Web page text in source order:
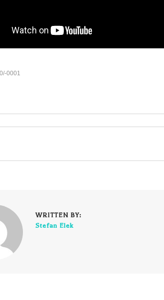
0001
WRITTEN BY:
Stefan Elek